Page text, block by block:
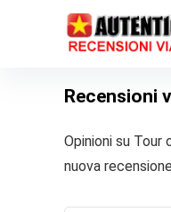
Recensioni
Opinioni su Tour
nuova